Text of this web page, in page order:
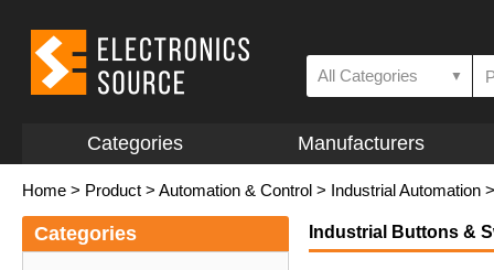
All Categories ▼
Categories Manufacturers
Home > Product > Automation & Control > Industrial Automation
Categories Industrial Buttons &